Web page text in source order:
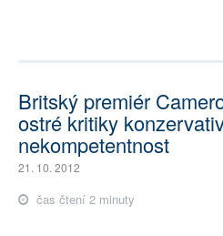
Britský premiér
ostré kritiky
nekompetentnost
21. 10. 2012
čas čtení 2 minuty